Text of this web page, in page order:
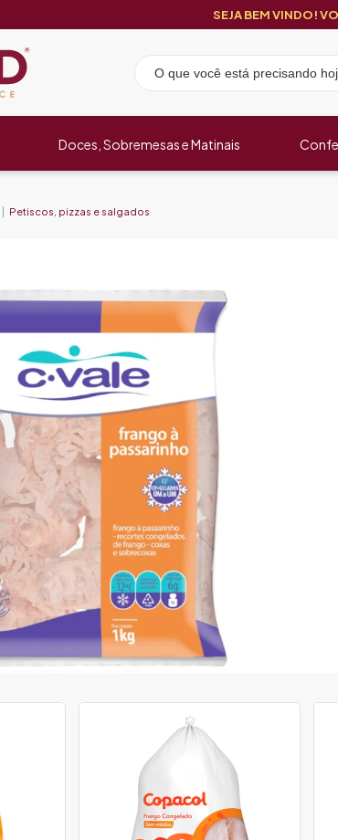
SEJA BEM VINDO!
Doces, Sobremesas e Matinais
Petiscos, pizzas e salgados